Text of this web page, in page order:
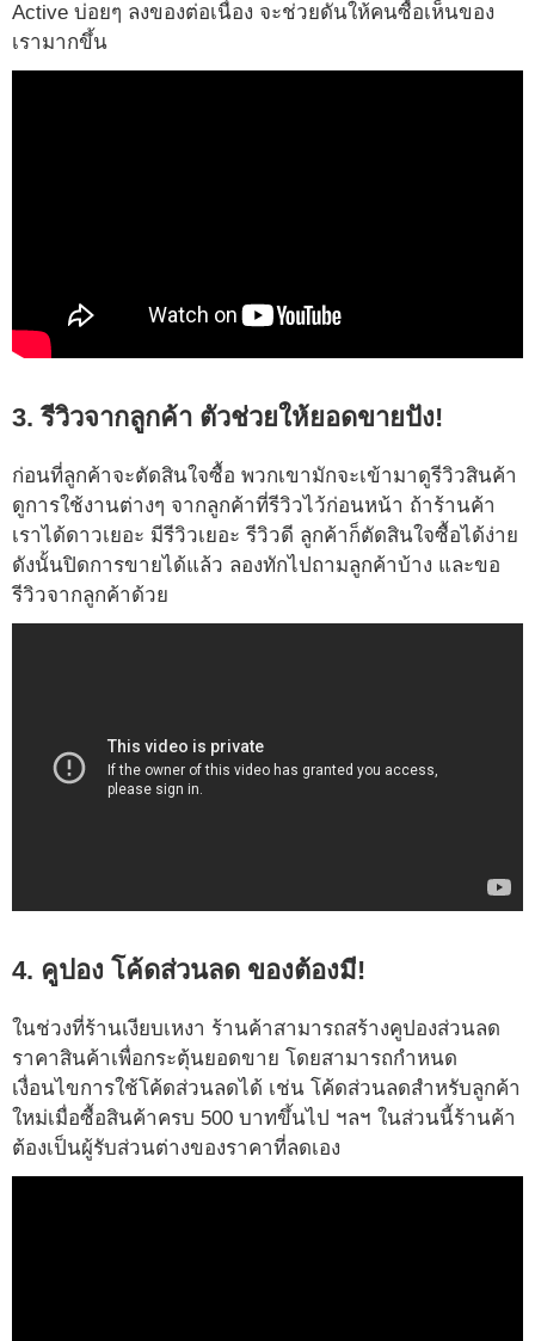
Active บ่อยๆ ลงของต่อเนื่อง จะช่วยดันให้คนซื้อเห็นของ
เรามากขึ้น
3. รีวิวจากลูกค้า ตัวช่วยให้ยอดขายปัง!
ก่อนที่ลูกค้าจะตัดสินใจซื้อ พวกเขามักจะเข้ามาดูรีวิวสินค้า
ดูการใช้งานต่างๆ จากลูกค้าที่รีวิวไว้ก่อนหน้า ถ้าร้านค้า
เราได้ดาวเยอะ มีรีวิวเยอะ รีวิวดี ลูกค้าก็ตัดสินใจซื้อได้ง่าย
ดังนั้นปิดการขายได้แล้ว ลองทักไปถามลูกค้าบ้าง และขอ
รีวิวจากลูกค้าด้วย
4. คูปอง โค้ดส่วนลด ของต้องมี!
ในช่วงที่ร้านเงียบเหงา ร้านค้าสามารถสร้างคูปองส่วนลด
ราคาสินค้าเพื่อกระตุ้นยอดขาย โดยสามารถกำหนด
เงื่อนไขการใช้โค้ดส่วนลดได้ เช่น โค้ดส่วนลดสำหรับลูกค้า
ใหม่เมื่อซื้อสินค้าครบ 500 บาทขึ้นไป ฯลฯ ในส่วนนี้ร้านค้า
ต้องเป็นผู้รับส่วนต่างของราคาที่ลดเอง